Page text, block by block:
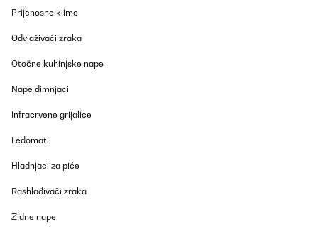
Beast Of A Cooling Machine!!!
I already had a DeLonghi portable air conditioner with 11,500k
to my bedroom every night during the heatwave seasons which
but perfect for my 168sq ft bedroom.
BTU Portable Air Conditioner Black to use in my living room only.
28°C to 22°C in 20 mins on High, so cooling is top-notch. The 16k
- On High @ 1m = 61 dB (like a fridge + fan).
- On Low @ 1m = 58dB also (like a fridge + fan).
Prijenosne klime
Odvlaživači zraka
Otočne kuhinjske nape
Nape dimnjaci
Infracrvene grijalice
Ledomati
Hladnjaci za piće
Rashlađivači zraka
Zidne nape